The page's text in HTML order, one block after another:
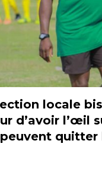
locale
d’avoir l’œil
quitter